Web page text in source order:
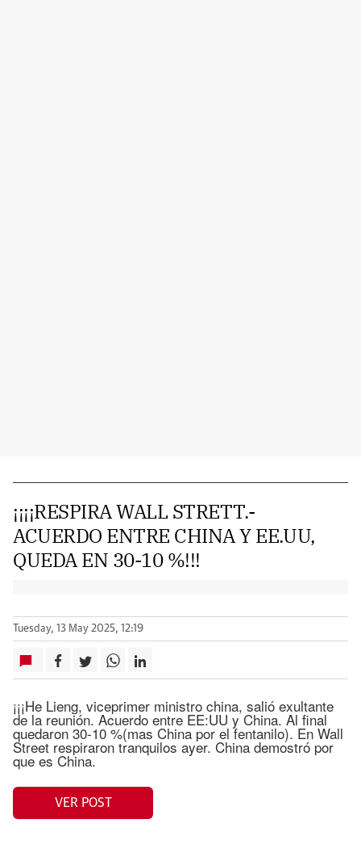
¡¡¡¡RESPIRA WALL STRETT.-
ACUERDO ENTRE CHINA Y EE.UU,
QUEDA EN 30-10 %!!!
Tuesday, 13 May 2025, 12:19
¡¡¡He Lieng, viceprimer ministro china, salió exultante
de la reunión. Acuerdo entre EE:UU y China. Al final
quedaron 30-10 %(mas China por el fentanilo). En Wall
Street respiraron tranquilos ayer. China demostró por
que es China.
VER POST